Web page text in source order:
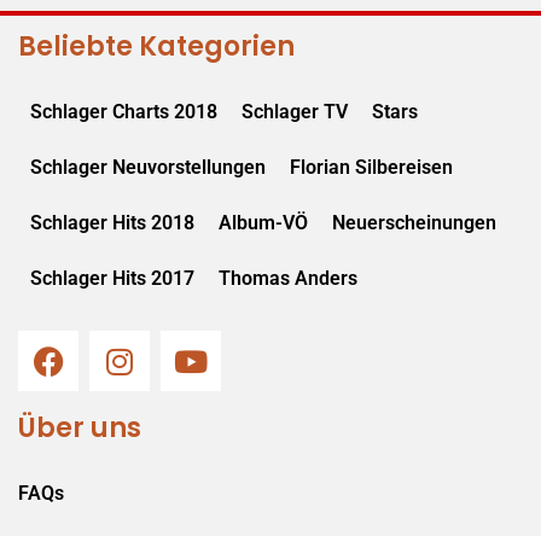
Beliebte Kategorien
Schlager Charts 2018 Schlager TV Stars
Schlager Neuvorstellungen Florian Silbereisen
Schlager Hits 2018 Album-VÖ Neuerscheinungen
Schlager Hits 2017 Thomas Anders
Über uns
FAQs